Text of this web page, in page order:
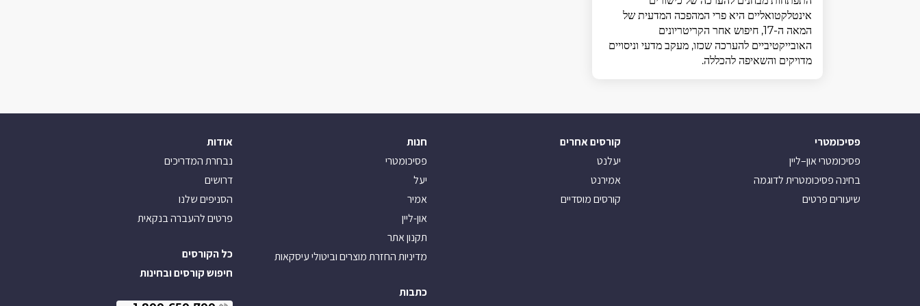
אינטלקטואליים היא פרי המהפכה המדעית של
המאה ה-17, חיפוש אחר הקריטריונים
האובייקטיביים להערכה שכזו, מעקב מדעי וניסויים
מדויקים והשאיפה להכללה.
פסיכומטרי
פסיכומטרי און–ליין
בחינה פסיכומטרית לדוגמה
שיעורים פרטים
קורסים אחרים
יעלנט
אמירנט
קורסים מוסדיים
חנות
פסיכומטרי
יעל
אמיר
און-ליין
תקנון אתר
מדיניות החזרת מוצרים וביטולי עיסקאות
כתבות
אודות
נבחרת המדריכים
דרושים
הסניפים שלנו
פרטים להעברה בנקאית
כל הקורסים
חיפוש קורסים ובחינות